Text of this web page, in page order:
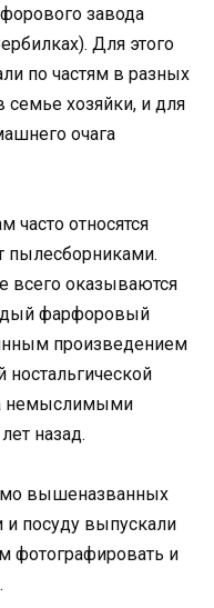
завода
Для этого
по частям в разных
семье хозяйки, и для
очага
часто относятся
пылесборниками.
всего оказываются
фарфоровый
произведением
ностальгической
немыслимыми
назад.
вышеназванных
и посуду выпускали
фотографировать и